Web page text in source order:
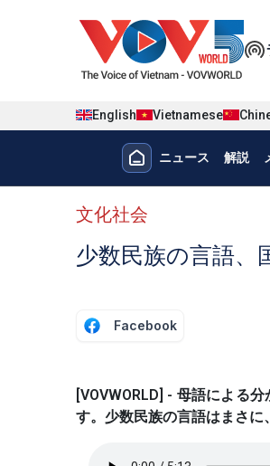
English Vietnamese
Menu trang chủ
ニュース 解説
menu phụ tiếng Nhật
文化社会
少数民族の言語、
Facebook
[VOVWORLD] - 母語による
す。少数民族の言語はまさに